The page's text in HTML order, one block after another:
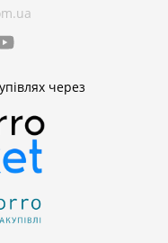
через